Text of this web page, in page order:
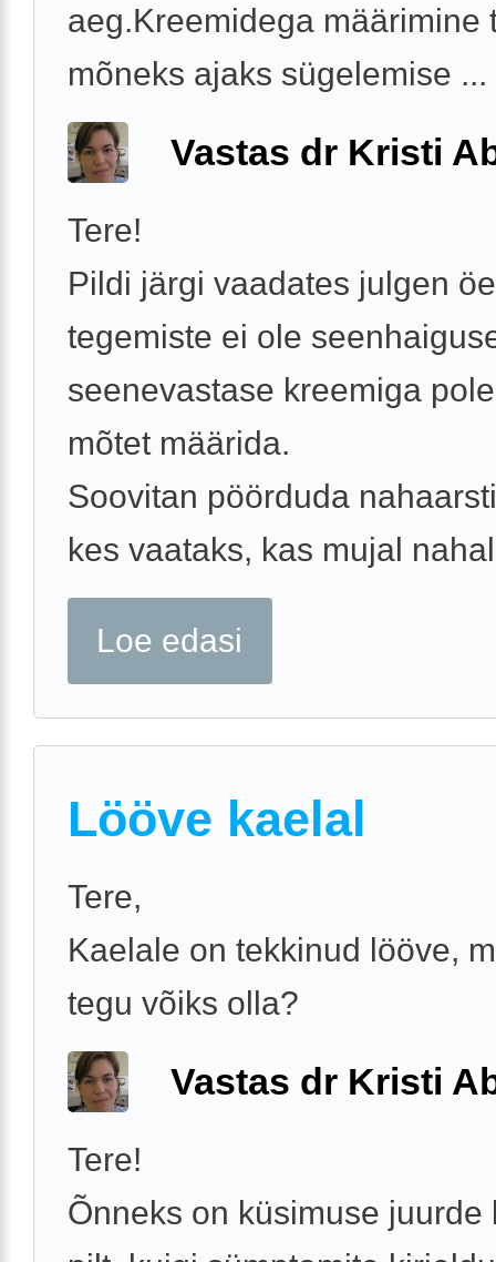
aeg.Kreemidega määrimine
mõneks ajaks sügelemise ...
Vastas dr Kristi
Tere!
Pildi järgi vaadates julgen
tegemiste ei ole
seenevastase kreemiga
mõtet määrida.
Soovitan pöörduda
kes vaataks, kas mujal
Loe edasi
Lööve kaelal
Tere,
Kaelale on tekkinud lööve,
tegu võiks olla?
Vastas dr Kristi
Tere!
Õnneks on küsimuse juurde